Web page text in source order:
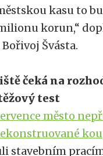
kasu to
korun,“
Švásta.
čeká na
test
město
stavebním